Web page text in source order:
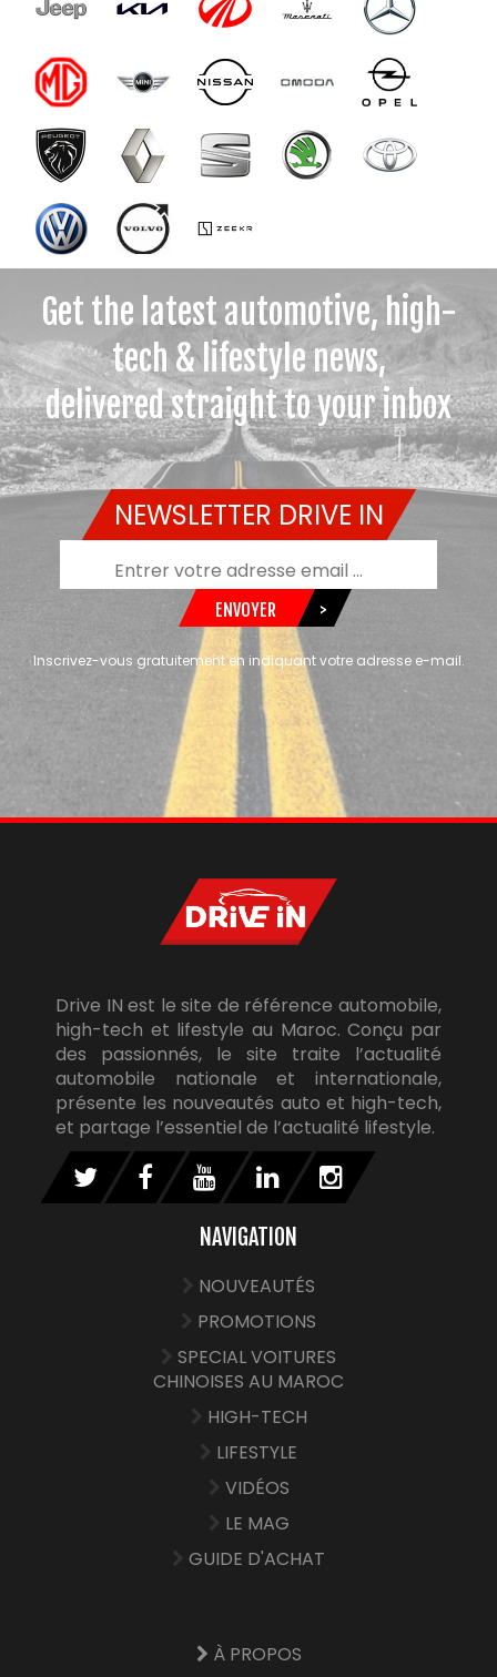
Get the latest automotive, high-
tech & lifestyle news,
delivered straight to your inbox
NEWSLETTER DRIVE IN
ENVOYER >
Inscrivez-vous gratuitement en indiquant votre adresse e-mail.
Drive IN est le site de référence automobile,
high-tech et lifestyle au Maroc. Conçu par
des passionnés, le site traite l’actualité
automobile nationale et internationale,
présente les nouveautés auto et high-tech,
et partage l’essentiel de l’actualité lifestyle.
NAVIGATION
NOUVEAUTÉS
PROMOTIONS
SPECIAL VOITURES
CHINOISES AU MAROC
HIGH-TECH
LIFESTYLE
VIDÉOS
LE MAG
GUIDE D'ACHAT
À PROPOS